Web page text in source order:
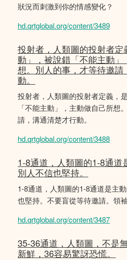
狀況而刺激到你的情感變化？
hd.qrtglobal.org/content/3489
投射者，人類圖的投射者
動」，被說錯「不能主動
想。別人的事，才等待邀
動。
投射者，人類圖的投射者定義，
「不能主動」，主動做自己所想
請，溝通清楚才行動。
hd.qrtglobal.org/content/3488
1-8通道，人類圖的1-8通道
別人不信也堅持。
1-8通道，人類圖的1-8通道是主
也堅持。不要盲從等待邀請。領
hd.qrtglobal.org/content/3487
35-36通道，人類圖，不是
新鮮，36容易驚訝恐慌。